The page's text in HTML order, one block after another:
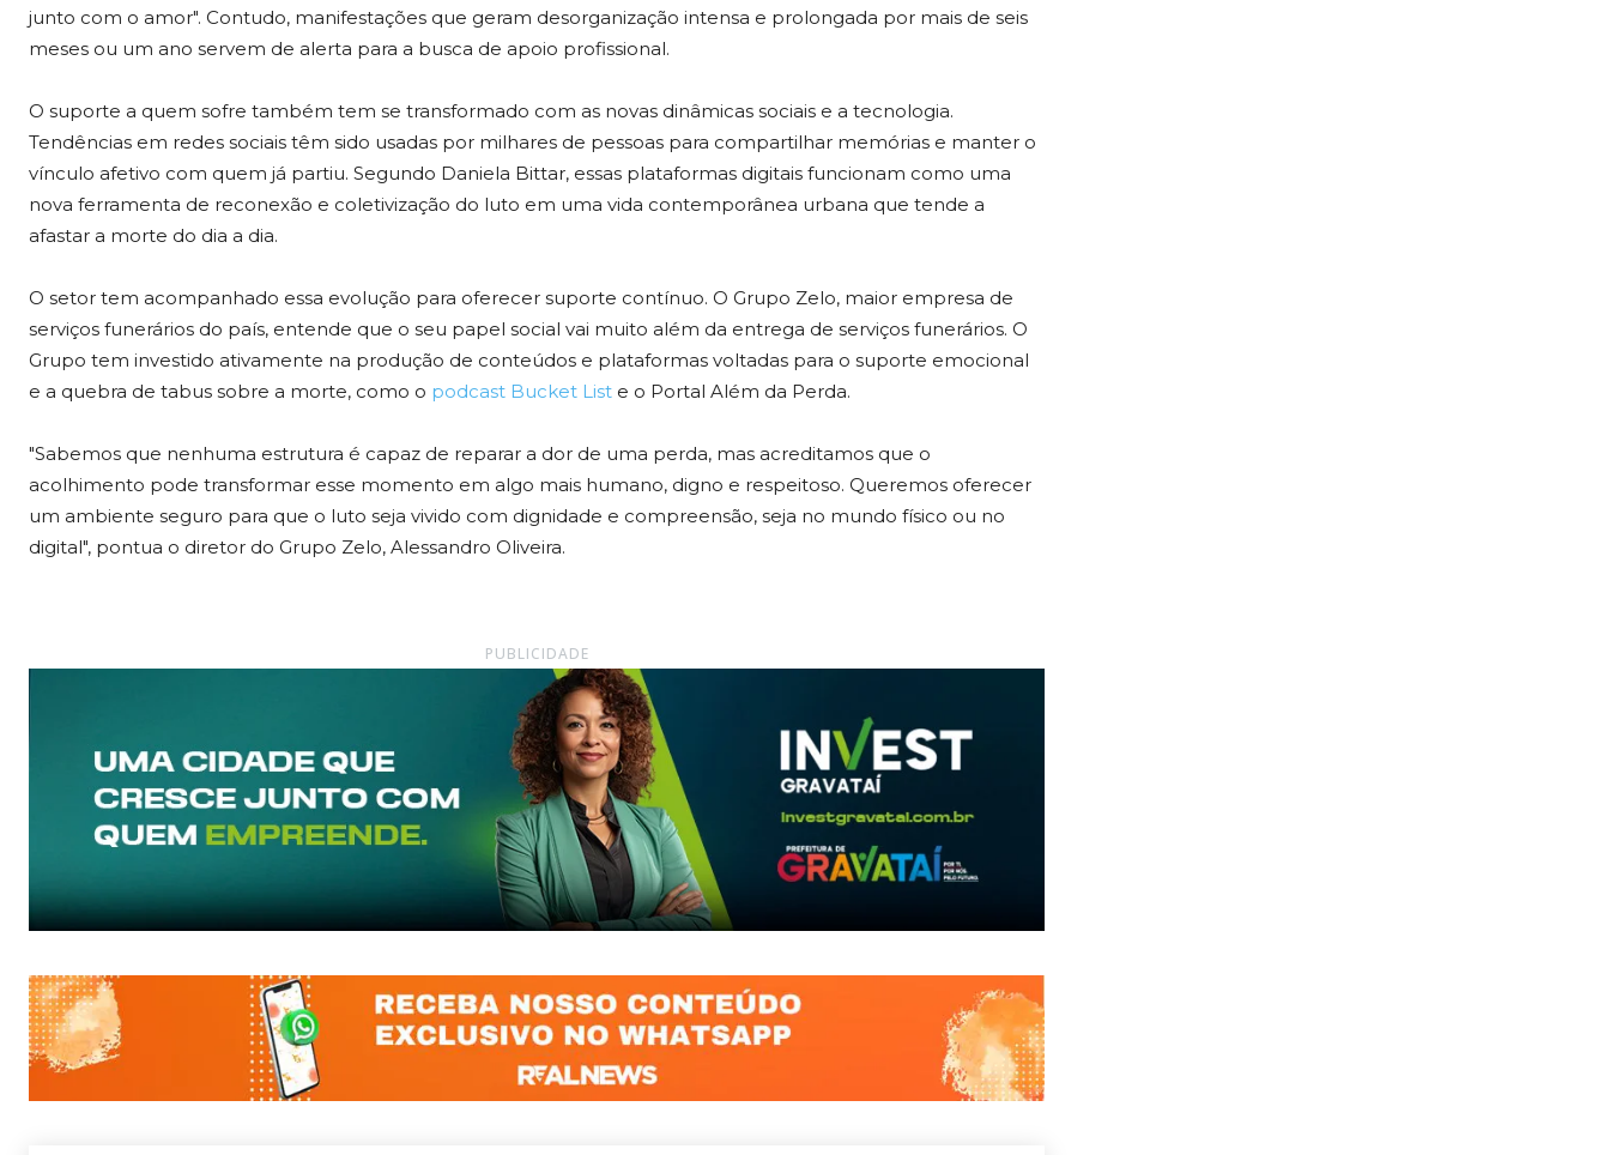
junto com o amor". Contudo, manifestações que geram desorganização intensa e prolongada por mais de seis
meses ou um ano servem de alerta para a busca de apoio profissional.
O suporte a quem sofre também tem se transformado com as novas dinâmicas sociais e a tecnologia.
Tendências em redes sociais têm sido usadas por milhares de pessoas para compartilhar memórias e manter o
vínculo afetivo com quem já partiu. Segundo Daniela Bittar, essas plataformas digitais funcionam como uma
nova ferramenta de reconexão e coletivização do luto em uma vida contemporânea urbana que tende a
afastar a morte do dia a dia.
O setor tem acompanhado essa evolução para oferecer suporte contínuo. O Grupo Zelo, maior empresa de
serviços funerários do país, entende que o seu papel social vai muito além da entrega de serviços funerários. O
Grupo tem investido ativamente na produção de conteúdos e plataformas voltadas para o suporte emocional
e a quebra de tabus sobre a morte, como o podcast Bucket List e o Portal Além da Perda.
"Sabemos que nenhuma estrutura é capaz de reparar a dor de uma perda, mas acreditamos que o
acolhimento pode transformar esse momento em algo mais humano, digno e respeitoso. Queremos oferecer
um ambiente seguro para que o luto seja vivido com dignidade e compreensão, seja no mundo físico ou no
digital", pontua o diretor do Grupo Zelo, Alessandro Oliveira.
PUBLICIDADE